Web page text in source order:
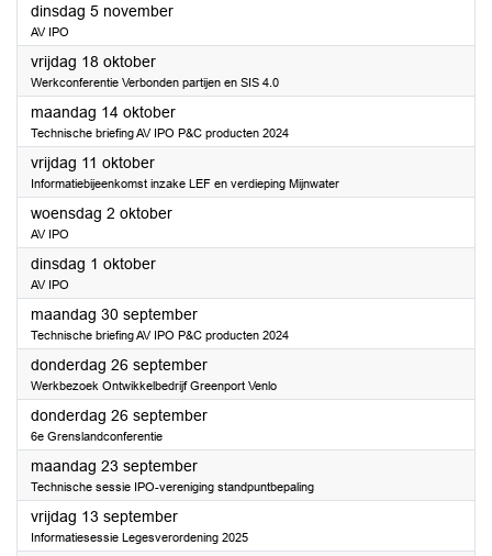
dinsdag 5 november2024
AV IPO
vrijdag 18 oktober2024
Werkconferentie Verbonden partijen en SIS 4.0
maandag 14 oktober2024
Technische briefing AV IPO P&C producten 2024
vrijdag 11 oktober2024
Informatiebijeenkomst inzake LEF en verdieping Mijnwater
woensdag 2 oktober2024
AV IPO
dinsdag 1 oktober2024
AV IPO
maandag 30 september2024
Technische briefing AV IPO P&C producten 2024
donderdag 26 september2024
Werkbezoek Ontwikkelbedrijf Greenport Venlo
donderdag 26 september2024
6e Grenslandconferentie
maandag 23 september2024
Technische sessie IPO-vereniging standpuntbepaling
vrijdag 13 september2024
Informatiesessie Legesverordening 2025